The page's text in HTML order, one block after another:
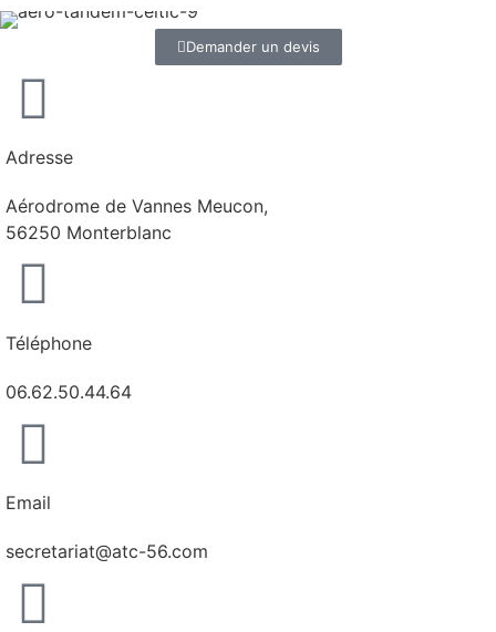
Demander un devis
Adresse
Aérodrome de Vannes Meucon,
56250 Monterblanc
Téléphone
06.62.50.44.64
Email
secretariat@atc-56.com